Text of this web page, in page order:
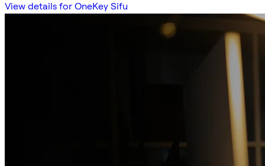
View details for OneKey Sifu